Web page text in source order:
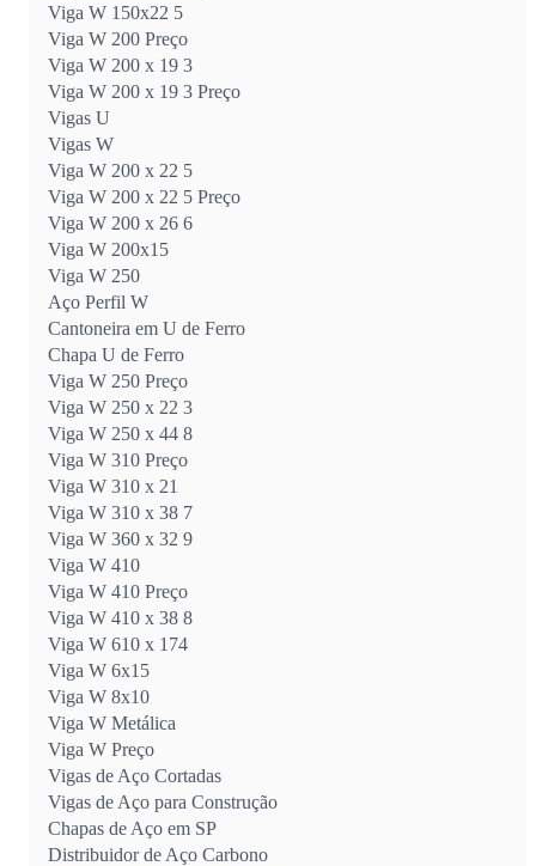
Viga W 150x22 5
Viga W 200 Preço
Viga W 200 x 19 3
Viga W 200 x 19 3 Preço
Vigas U
Vigas W
Viga W 200 x 22 5
Viga W 200 x 22 5 Preço
Viga W 200 x 26 6
Viga W 200x15
Viga W 250
Aço Perfil W
Cantoneira em U de Ferro
Chapa U de Ferro
Viga W 250 Preço
Viga W 250 x 22 3
Viga W 250 x 44 8
Viga W 310 Preço
Viga W 310 x 21
Viga W 310 x 38 7
Viga W 360 x 32 9
Viga W 410
Viga W 410 Preço
Viga W 410 x 38 8
Viga W 610 x 174
Viga W 6x15
Viga W 8x10
Viga W Metálica
Viga W Preço
Vigas de Aço Cortadas
Vigas de Aço para Construção
Chapas de Aço em SP
Distribuidor de Aço Carbono